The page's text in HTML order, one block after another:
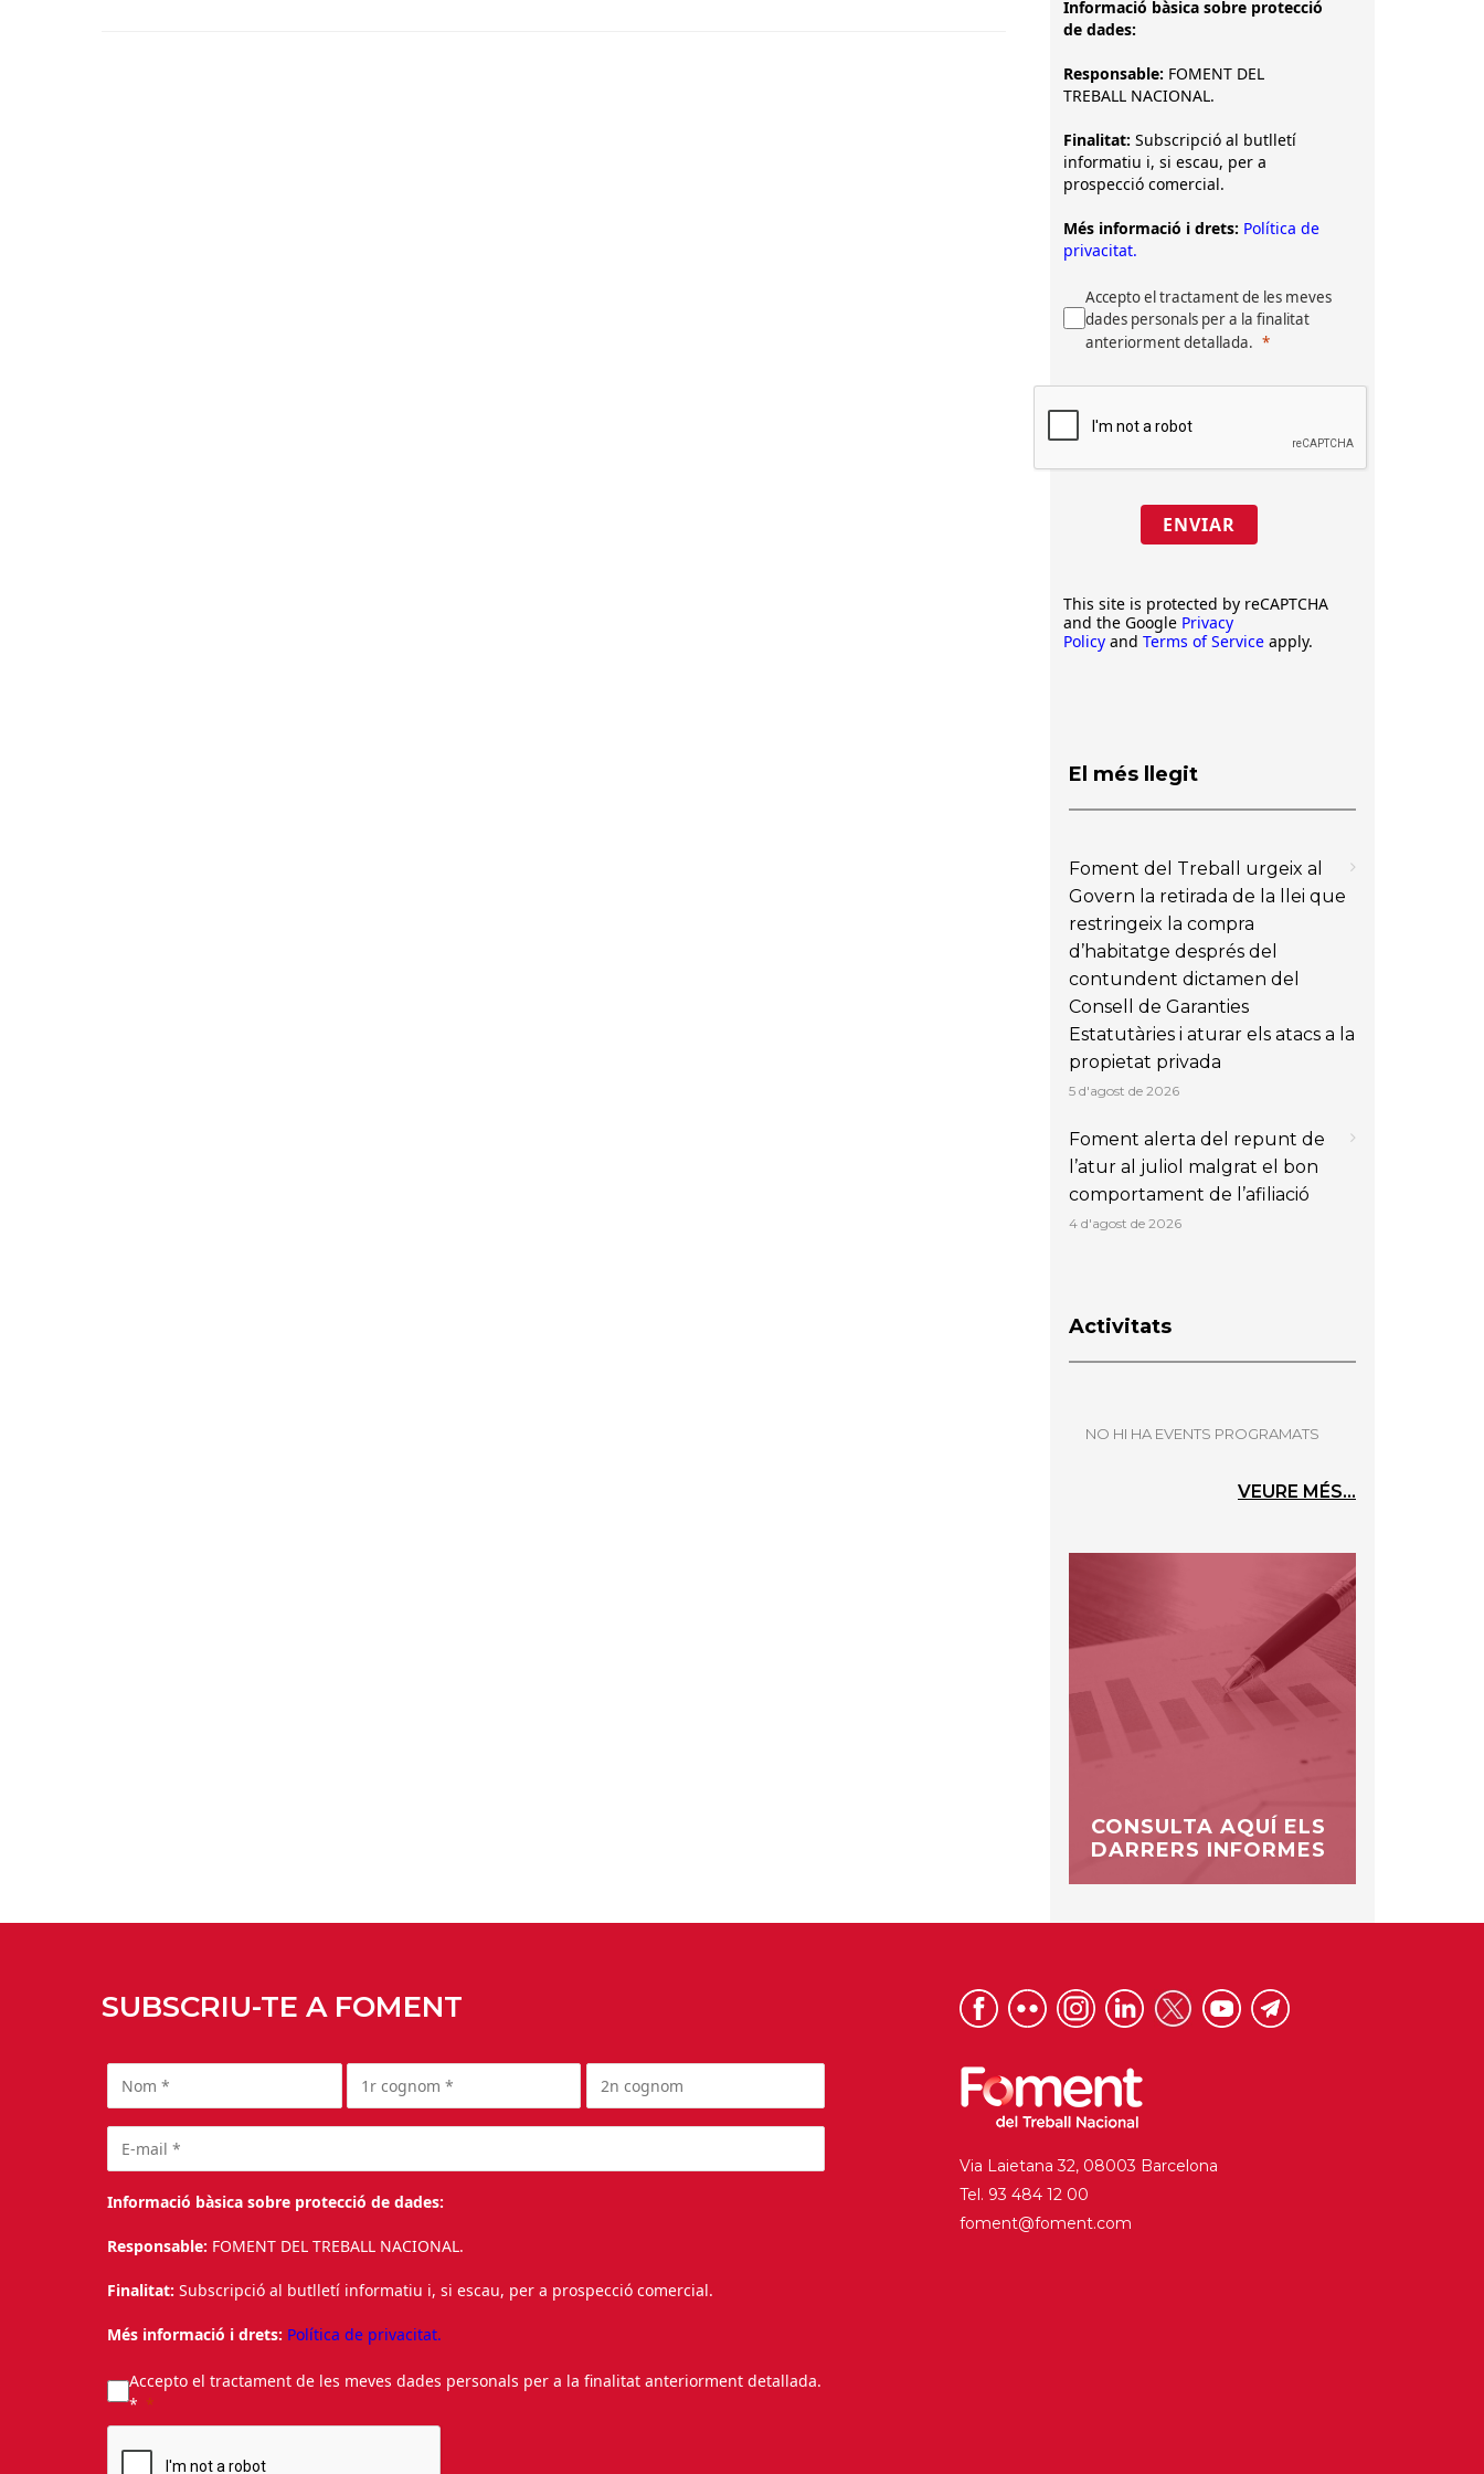
Informació bàsica sobre protecció
de dades:
Responsable: FOMENT DEL
TREBALL NACIONAL.
Finalitat: Subscripció al butlletí
informatiu i, si escau, per a
prospecció comercial.
Més informació i drets: Política de
privacitat.
Accepto el tractament de les meves
dades personals per a la finalitat
anteriorment detallada.
ENVIAR
This site is protected by reCAPTCHA
and the Google Privacy
Policy and Terms of Service apply.
El més llegit
Foment del Treball urgeix al
Govern la retirada de la llei que
restringeix la compra
d’habitatge després del
contundent dictamen del
Consell de Garanties
Estatutàries i aturar els atacs a la
propietat privada
5 d'agost de 2026
Foment alerta del repunt de
l’atur al juliol malgrat el bon
comportament de l’afiliació
4 d'agost de 2026
Activitats
NO HI HA EVENTS PROGRAMATS
VEURE MÉS...
CONSULTA AQUÍ ELS
DARRERS INFORMES
SUBSCRIU-TE A FOMENT
Informació bàsica sobre protecció de dades:
Responsable: FOMENT DEL TREBALL NACIONAL.
Finalitat: Subscripció al butlletí informatiu i, si escau, per a prospecció comercial.
Més informació i drets: Política de privacitat.
Accepto el tractament de les meves dades personals per a la finalitat anteriorment detallada.
*
Via Laietana 32, 08003 Barcelona
Tel. 93 484 12 00
foment@foment.com